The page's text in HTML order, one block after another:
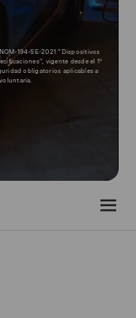
194-SE-2021 “Dispositivos
vigente desde el 1º
obligatorios aplicables a